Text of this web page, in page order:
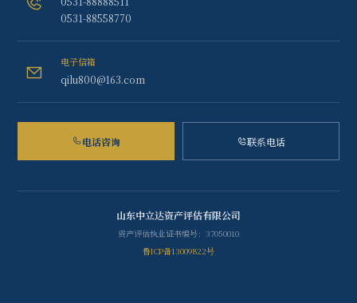
0531-88558770
电子信箱
qilu800@163.com
电话咨询 联系电话
山东中立达资产评估有限公司
资产评估执业证书编号：37050010
鲁ICP备13009822号